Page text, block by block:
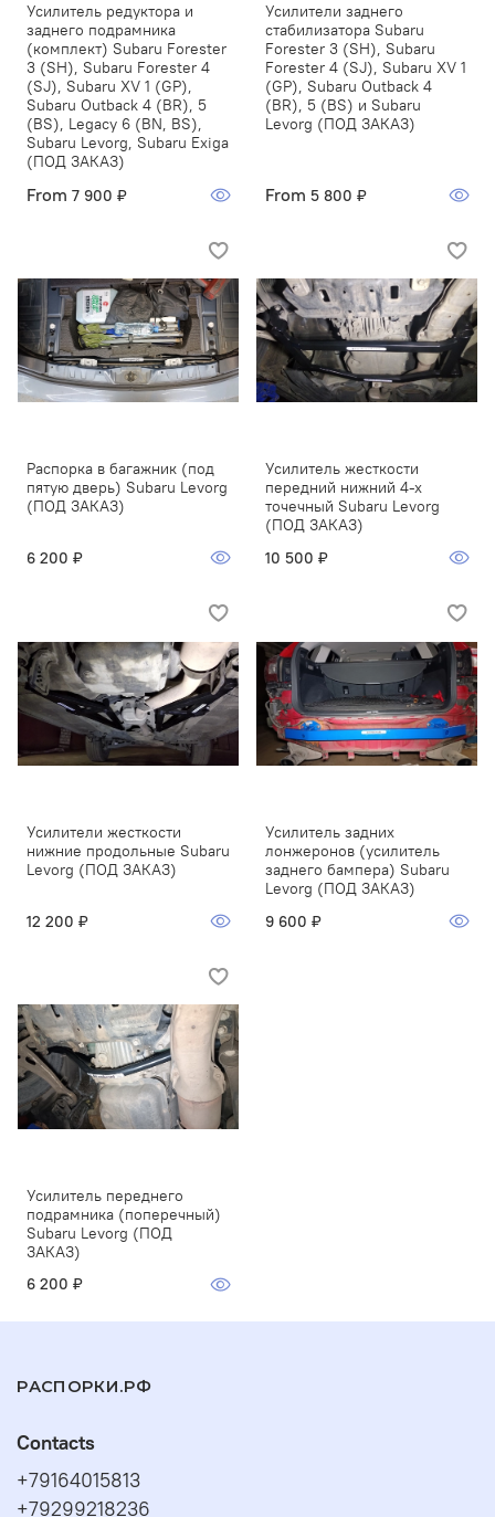
Усилитель редуктора и
заднего подрамника
(комплект) Subaru Forester
3 (SH), Subaru Forester 4
(SJ), Subaru XV 1 (GP),
Subaru Outback 4 (BR), 5
(BS), Legacy 6 (BN, BS),
Subaru Levorg, Subaru Exiga
(ПОД ЗАКАЗ)
From 7 900 ₽
Усилители заднего
стабилизатора Subaru
Forester 3 (SH), Subaru
Forester 4 (SJ), Subaru XV 1
(GP), Subaru Outback 4
(BR), 5 (BS) и Subaru
Levorg (ПОД ЗАКАЗ)
From 5 800 ₽
Распорка в багажник (под
пятую дверь) Subaru Levorg
(ПОД ЗАКАЗ)
6 200 ₽
Усилитель жесткости
передний нижний 4-х
точечный Subaru Levorg
(ПОД ЗАКАЗ)
10 500 ₽
Усилители жесткости
нижние продольные Subaru
Levorg (ПОД ЗАКАЗ)
12 200 ₽
Усилитель задних
лонжеронов (усилитель
заднего бампера) Subaru
Levorg (ПОД ЗАКАЗ)
9 600 ₽
Усилитель переднего
подрамника (поперечный)
Subaru Levorg (ПОД
ЗАКАЗ)
6 200 ₽
РАСПОРКИ.РФ
Contacts
+79164015813
+79299218236